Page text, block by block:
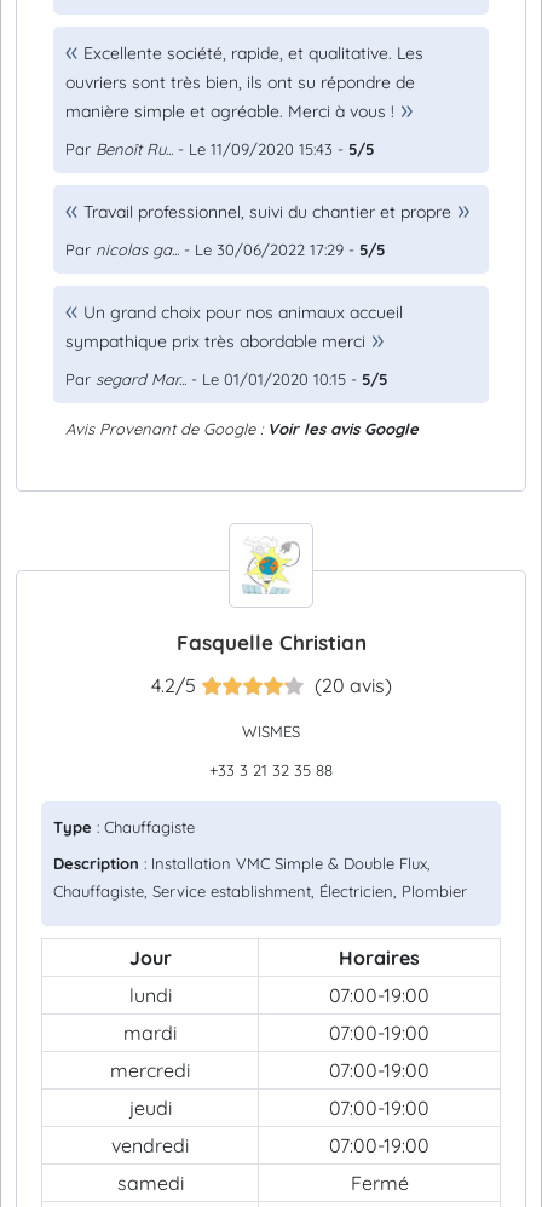
Excellente société, rapide, et qualitative. Les
ouvriers sont très bien, ils ont su répondre de
manière simple et agréable. Merci à vous !
Par Benoît Ru... - Le 11/09/2020 15:43 - 5/5
Travail professionnel, suivi du chantier et propre
Par nicolas ga... - Le 30/06/2022 17:29 - 5/5
Un grand choix pour nos animaux accueil
sympathique prix très abordable merci
Par segard Mar... - Le 01/01/2020 10:15 - 5/5
Avis Provenant de Google : Voir les avis Google
Fasquelle Christian
4.2/5 (20 avis)
WISMES
+33 3 21 32 35 88
Type : Chauffagiste
Description : Installation VMC Simple & Double Flux,
Chauffagiste, Service establishment, Électricien, Plombier
Jour
Horaires
lundi
07:00-19:00
mardi
07:00-19:00
mercredi
07:00-19:00
jeudi
07:00-19:00
vendredi
07:00-19:00
samedi
Fermé